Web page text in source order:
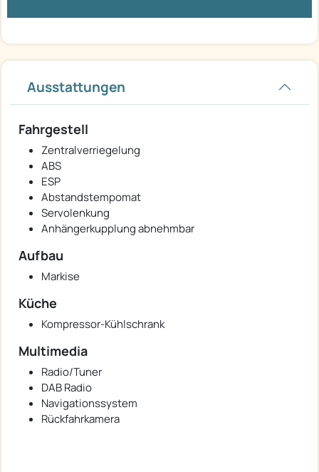
Ausstattungen
Fahrgestell
Zentralverriegelung
ABS
ESP
Abstandstempomat
Servolenkung
Anhängerkupplung abnehmbar
Aufbau
Markise
Küche
Kompressor-Kühlschrank
Multimedia
Radio/Tuner
DAB Radio
Navigationssystem
Rückfahrkamera